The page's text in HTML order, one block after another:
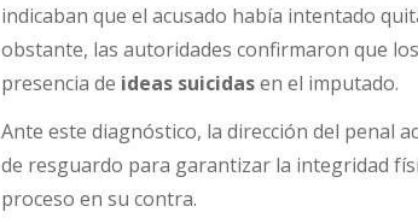
indicaban que el acusado había intentado
obstante, las autoridades confirmaron que
presencia de ideas suicidasen el imputado.
Ante este diagnóstico, la dirección del penal
de resguardo para garantizar la integridad
proceso en su contra.